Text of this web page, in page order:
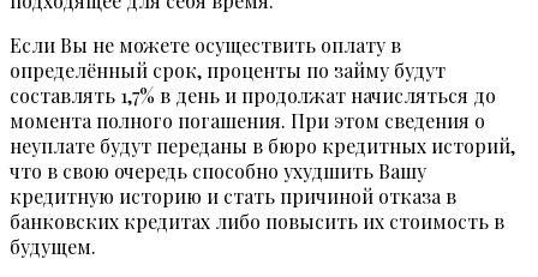
Если Вы не можете осуществить оплату в
определённый срок, проценты по займу будут
составлять 1,7% в день и продолжат начисляться до
момента полного погашения. При этом сведения о
неуплате будут переданы в бюро кредитных историй,
что в свою очередь способно ухудшить Вашу
кредитную историю и стать причиной отказа в
банковских кредитах либо повысить их стоимость в
будущем.